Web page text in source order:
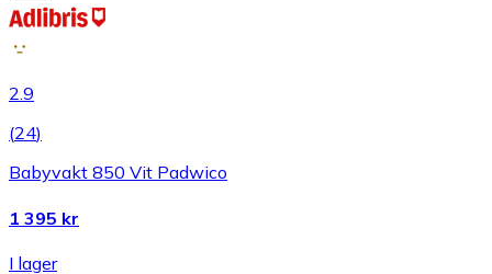
2.9
(24)
Babyvakt 850 Vit Padwico
1 395 kr
I lager